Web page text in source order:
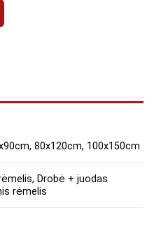
"Raštų gama"
80x120cm, 100x150cm
Drobė + juodas
rėmelis